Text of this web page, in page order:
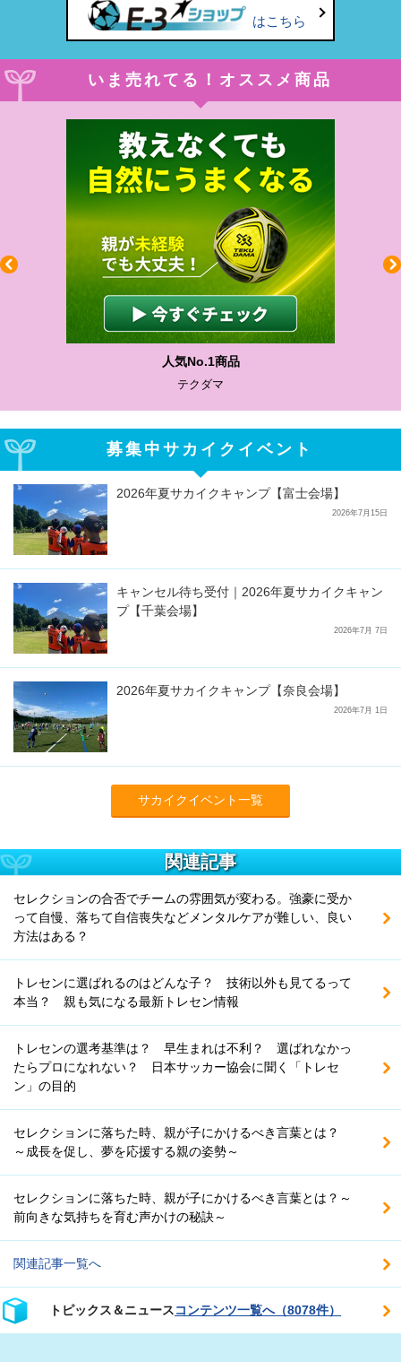
はこちら
いま売れてる！オススメ商品
人気No.1商品
テクダマ
募集中サカイクイベント
2026年夏サカイクキャンプ【富士会場】
2026年7月15日
キャンセル待ち受付｜2026年夏サカイクキャン
プ【千葉会場】
2026年7月 7日
2026年夏サカイクキャンプ【奈良会場】
2026年7月 1日
サカイクイベント一覧
関連記事
セレクションの合否でチームの雰囲気が変わる。強豪に受か
って自慢、落ちて自信喪失などメンタルケアが難しい、良い
方法はある？
トレセンに選ばれるのはどんな子？ 技術以外も見てるって
本当？ 親も気になる最新トレセン情報
トレセンの選考基準は？ 早生まれは不利？ 選ばれなかっ
たらプロになれない？ 日本サッカー協会に聞く「トレセ
ン」の目的
セレクションに落ちた時、親が子にかけるべき言葉とは？
～成長を促し、夢を応援する親の姿勢～
セレクションに落ちた時、親が子にかけるべき言葉とは？～
前向きな気持ちを育む声かけの秘訣～
関連記事一覧へ
トピックス＆ニュースコンテンツ一覧へ（8078件）